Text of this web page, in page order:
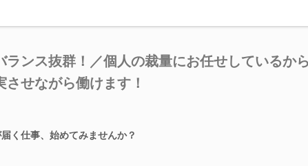
ランス抜群！／個人の裁量にお任せしているか
させながら働けます！
届く仕事、始めてみませんか？